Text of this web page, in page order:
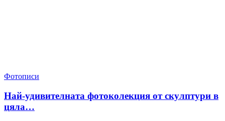
Фотописи
Най-удивителната фотоколекция от скулптури в
цяла…